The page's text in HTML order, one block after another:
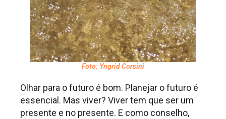
Foto: Yngrid Corsini
Olhar para o futuro é bom. Planejar o futuro é
essencial. Mas viver? Viver tem que ser um
presente e no presente. E como conselho,